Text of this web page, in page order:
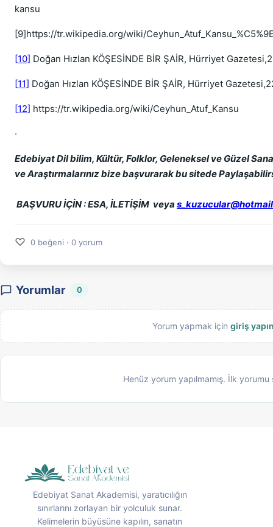
kansu
[9]https://tr.wikipedia.org/wiki/
[10] Doğan Hızlan KÖŞESİNDE BİR ŞAİR, Hürriyet
[11] Doğan Hızlan KÖŞESİNDE BİR ŞAİR, Hürriyet
[12] https://tr.wikipedia.org/wiki/Ceyhun_Atuf_Kansu
·
Edebiyat Dil bilim, Kültür, Folklor, Geleneksel ve Güzel
ve Araştırmalarınız bize başvurarak bu sitede
BAŞVURU İÇİN : ESA, İLETİŞİM veya
♡ 0 beğeni · 0 yorum
Yorumlar 0
Yorum yapmak için giriş
Henüz yorum yapılmamış. İlk yorumu
Edebiyat Sanat Akademisi, yaratıcılığın
sınırlarını zorlayan bir yolculuk sunar.
Kelimelerin büyüsüne kapılın, sanatın